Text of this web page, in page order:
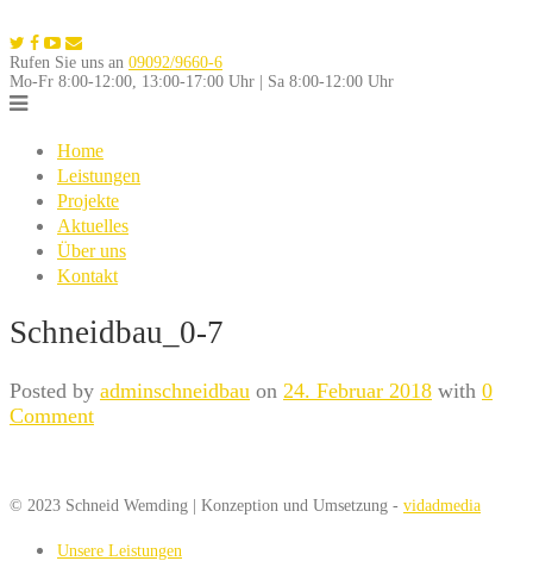
to
content
Rufen Sie uns an 09092/9660-6
Mo-Fr 8:00-12:00, 13:00-17:00 Uhr | Sa 8:00-12:00 Uhr
Home
Leistungen
Projekte
Aktuelles
Über uns
Kontakt
Schneidbau_0-7
Posted by adminschneidbau on 24. Februar 2018 with 0
Comment
© 2023 Schneid Wemding | Konzeption und Umsetzung - vidadmedia
Unsere Leistungen